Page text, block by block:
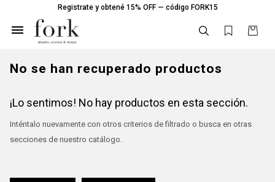
Registrate y obtené 15% OFF — código FORK15

No se han recuperado productos
¡Lo sentimos! No hay productos en esta sección.
Inténtalo nuevamente con otros criterios de filtrado o busca en otras
secciones de nuestro catálogo.